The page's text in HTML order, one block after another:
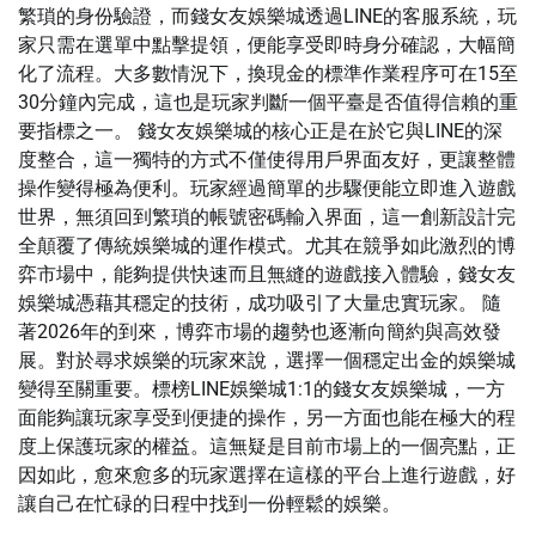
繁瑣的身份驗證，而錢女友娛樂城透過LINE的客服系統，玩
家只需在選單中點擊提領，便能享受即時身分確認，大幅簡
化了流程。大多數情況下，換現金的標準作業程序可在15至
30分鐘內完成，這也是玩家判斷一個平臺是否值得信賴的重
要指標之一。 錢女友娛樂城的核心正是在於它與LINE的深
度整合，這一獨特的方式不僅使得用戶界面友好，更讓整體
操作變得極為便利。玩家經過簡單的步驟便能立即進入遊戲
世界，無須回到繁瑣的帳號密碼輸入界面，這一創新設計完
全顛覆了傳統娛樂城的運作模式。尤其在競爭如此激烈的博
弈市場中，能夠提供快速而且無縫的遊戲接入體驗，錢女友
娛樂城憑藉其穩定的技術，成功吸引了大量忠實玩家。 隨
著2026年的到來，博弈市場的趨勢也逐漸向簡約與高效發
展。對於尋求娛樂的玩家來說，選擇一個穩定出金的娛樂城
變得至關重要。標榜LINE娛樂城1:1的錢女友娛樂城，一方
面能夠讓玩家享受到便捷的操作，另一方面也能在極大的程
度上保護玩家的權益。這無疑是目前市場上的一個亮點，正
因如此，愈來愈多的玩家選擇在這樣的平台上進行遊戲，好
讓自己在忙碌的日程中找到一份輕鬆的娛樂。